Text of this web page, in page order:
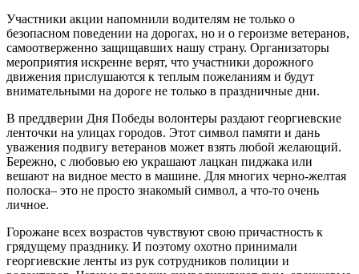
Участники акции напомнили водителям не только о
безопасном поведении на дорогах, но и о героизме ветеранов,
самоотверженно защищавших нашу страну. Организаторы
мероприятия искренне верят, что участники дорожного
движения прислушаются к теплым пожеланиям и будут
внимательными на дороге не только в праздничные дни.
В преддверии Дня Победы волонтеры раздают георгиевские
ленточки на улицах городов. Этот символ памяти и дань
уважения подвигу ветеранов может взять любой желающий.
Бережно, с любовью ею украшают лацкан пиджака или
вешают на видное место в машине. Для многих черно-желтая
полоска– это не просто знакомый символ, а что-то очень
личное.
Горожане всех возрастов чувствуют свою причастность к
грядущему празднику. И поэтому охотно принимали
георгиевские ленты из рук сотрудников полиции и